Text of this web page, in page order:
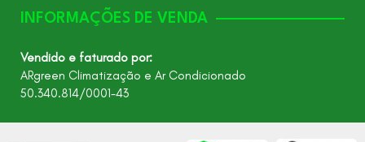
INFORMAÇÕES DE VENDA
Vendido e faturado por:
ARgreen Climatização e Ar Condicionado
50.340.814/0001-43